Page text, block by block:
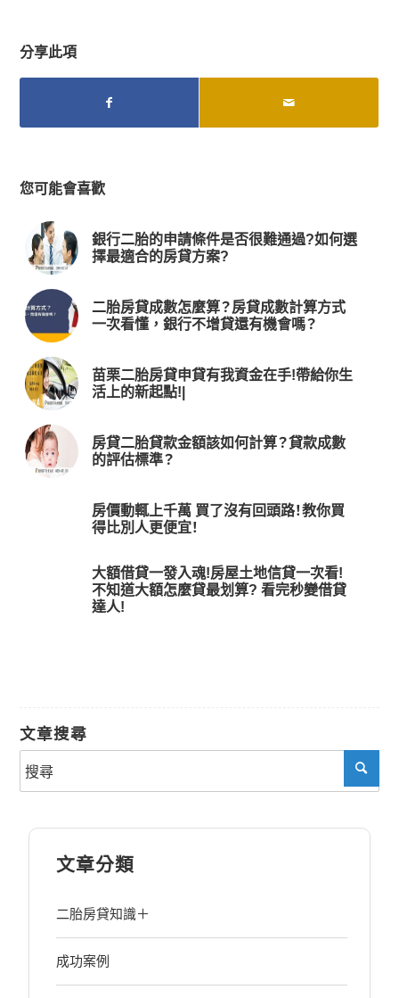
分享此項
您可能會喜歡
銀行二胎的申請條件是否很難通過?如何選
擇最適合的房貸方案?
二胎房貸成數怎麼算？房貸成數計算方式
一次看懂，銀行不增貸還有機會嗎？
苗栗二胎房貸申貸有我資金在手!帶給你生
活上的新起點!|
房貸二胎貸款金額該如何計算？貸款成數
的評估標準？
房價動輒上千萬 買了沒有回頭路！教你買
得比別人更便宜！
大額借貸一發入魂!房屋土地信貸一次看!
不知道大額怎麼貸最划算? 看完秒變借貸
達人!
文章搜尋
文章分類
二胎房貸知識＋
成功案例